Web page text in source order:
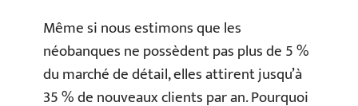
Même si nous estimons que les
néobanques ne possèdent pas plus de 5 %
du marché de détail, elles attirent jusqu’à
35 % de nouveaux clients par an. Pourquoi